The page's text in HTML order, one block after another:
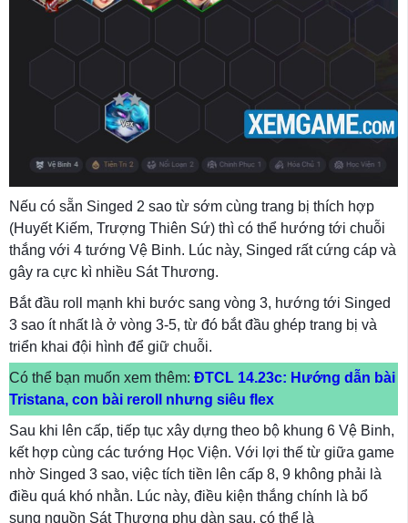
Nếu có sẵn Singed 2 sao từ sớm cùng trang bị thích hợp
(Huyết Kiếm, Trượng Thiên Sứ) thì có thể hướng tới chuỗi
thắng với 4 tướng Vệ Binh. Lúc này, Singed rất cứng cáp và
gây ra cực kì nhiều Sát Thương.
Bắt đầu roll mạnh khi bước sang vòng 3, hướng tới Singed
3 sao ít nhất là ở vòng 3-5, từ đó bắt đầu ghép trang bị và
triển khai đội hình để giữ chuỗi.
Có thể bạn muốn xem thêm: ĐTCL 14.23c: Hướng dẫn bài
Tristana, con bài reroll nhưng siêu flex
Sau khi lên cấp, tiếp tục xây dựng theo bộ khung 6 Vệ Binh,
kết hợp cùng các tướng Học Viện. Với lợi thế từ giữa game
nhờ Singed 3 sao, việc tích tiền lên cấp 8, 9 không phải là
điều quá khó nhằn. Lúc này, điều kiện thắng chính là bổ
sung nguồn Sát Thương phụ dàn sau, có thể là